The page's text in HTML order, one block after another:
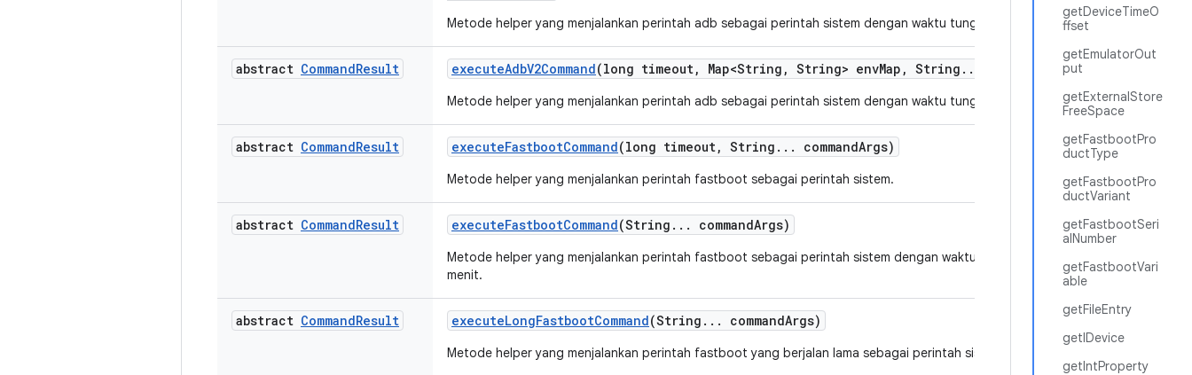
getDeviceTimeO
ffset
getEmulatorOut
put
getExternalStore
FreeSpace
getFastbootPro
ductType
getFastbootPro
ductVariant
getFastbootSeri
alNumber
getFastbootVari
able
getFileEntry
getIDevice
getIntProperty
Metode helper yang menjalankan perintah adb sebagai perintah sistem dengan waktu tunggu yang ditentukan.
abstract CommandResult executeAdbV2Command(long timeout, Map<String , String> envMap , String . . Args)
Metode helper yang menjalankan perintah adb sebagai perintah sistem dengan waktu tunggu yang ditentukan.
abstract CommandResult executeFastbootCommand(long timeout, String . . . commandArgs)
Metode helper yang menjalankan perintah fastboot sebagai perintah sistem.
abstract CommandResult executeFastbootCommand(String . . . commandArgs)
Metode helper yang menjalankan perintah fastboot sebagai perintah sistem dengan waktu tunggu default 2
menit.
abstract CommandResult executeLongFastbootCommand(String . . . commandArgs)
Metode helper yang menjalankan perintah fastboot yang berjalan lama sebagai perintah sistem.